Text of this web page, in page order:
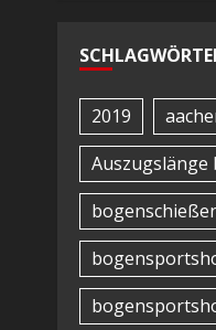
2019
Auszugslänge